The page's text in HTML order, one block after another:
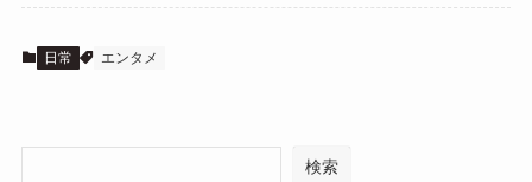
日常 エンタメ
検索